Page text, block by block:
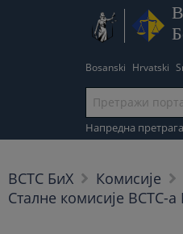
Bosanski Hrvatski
Напредна претрага
ВСТС БиХ
Комисије
Сталне комисије ВСТС-а